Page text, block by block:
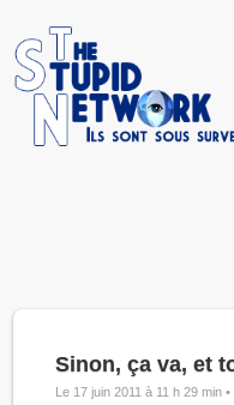
Sinon, ça va, et
Le 17 juin 2011 à 11 h 29 min •